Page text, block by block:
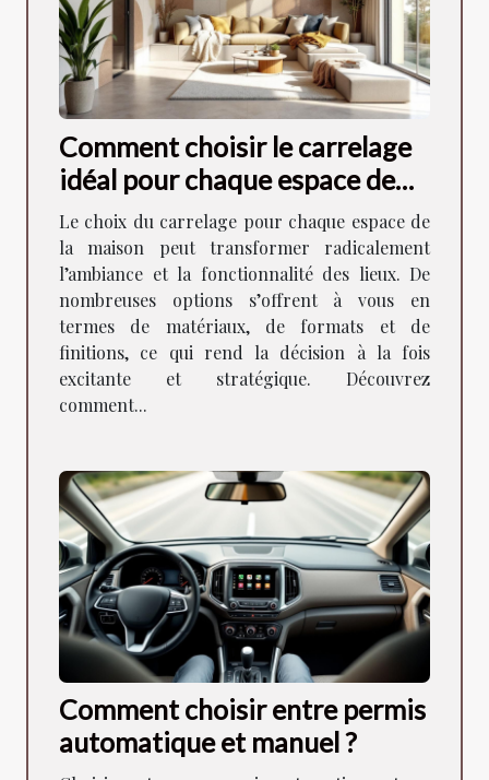
Comment choisir le carrelage
idéal pour chaque espace de
votre maison ?
Le choix du carrelage pour chaque espace de
la maison peut transformer radicalement
l’ambiance et la fonctionnalité des lieux. De
nombreuses options s’offrent à vous en
termes de matériaux, de formats et de
finitions, ce qui rend la décision à la fois
excitante et stratégique. Découvrez
comment...
Comment choisir entre permis
automatique et manuel ?